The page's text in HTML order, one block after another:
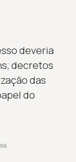
deveria
decretos
das
do